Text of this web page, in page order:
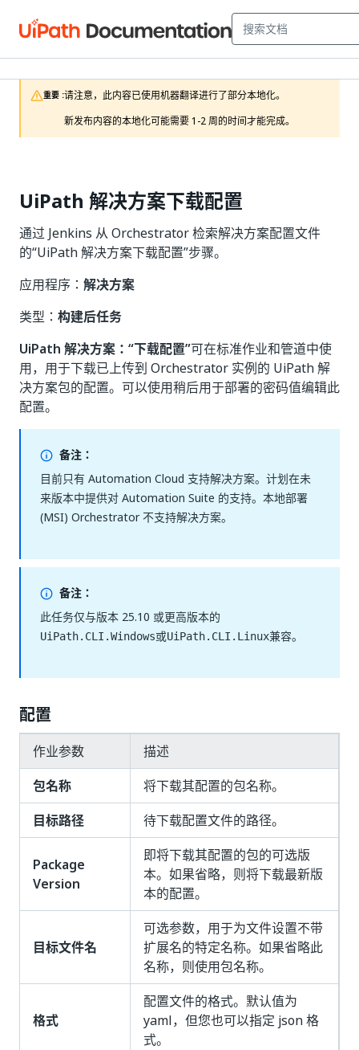
重要 :请注意，此内容已使用机器翻译进行了部分本地化。
新发布内容的本地化可能需要 1-2 周的时间才能完成。
UiPath 解决方案下载配置
通过 Jenkins 从 Orchestrator 检索解决方案配置文件
的“UiPath 解决方案下载配置”步骤。
应用程序： 解决方案
类型： 构建后任务
UiPath 解决方案：“下载配置”可在标准作业和管道中使
用，用于下载已上传到 Orchestrator 实例的 UiPath 解
决方案包的配置。可以使用稍后用于部署的密码值编辑此
配置。
备注：
目前只有 Automation Cloud 支持解决方案。计划在未
来版本中提供对 Automation Suite 的支持。本地部署
(MSI) Orchestrator 不支持解决方案。
备注：
此任务仅与版本 25.10 或更高版本的
UiPath.CLI.Windows或UiPath.CLI.Linux兼容。
配置
作业参数
描述
包名称
将下载其配置的包名称。
目标路径
待下载配置文件的路径。
Package
Version
即将下载其配置的包的可选版
本。如果省略，则将下载最新版
本的配置。
目标文件名
可选参数，用于为文件设置不带
扩展名的特定名称。如果省略此
名称，则使用包名称。
格式
配置文件的格式。默认值为
yaml，但您也可以指定 json 格
式。